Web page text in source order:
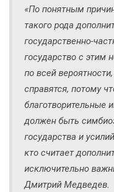
«По понятным
такого рода
государственно-
государство с этим
по всей
справятся, потому
благотворительные
должен быть
государства и
кто считает
исключительно
Дмитрий Медведев.